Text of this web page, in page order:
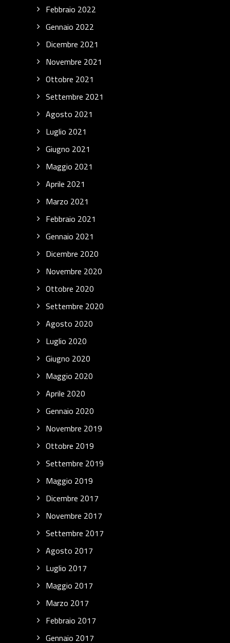
Febbraio 2022
Gennaio 2022
Dicembre 2021
Novembre 2021
Ottobre 2021
Settembre 2021
Agosto 2021
Luglio 2021
Giugno 2021
Maggio 2021
Aprile 2021
Marzo 2021
Febbraio 2021
Gennaio 2021
Dicembre 2020
Novembre 2020
Ottobre 2020
Settembre 2020
Agosto 2020
Luglio 2020
Giugno 2020
Maggio 2020
Aprile 2020
Gennaio 2020
Novembre 2019
Ottobre 2019
Settembre 2019
Maggio 2019
Dicembre 2017
Novembre 2017
Settembre 2017
Agosto 2017
Luglio 2017
Maggio 2017
Marzo 2017
Febbraio 2017
Gennaio 2017